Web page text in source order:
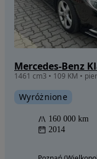
Mercedes-Benz
Wyróżnione
160 000 km
2014